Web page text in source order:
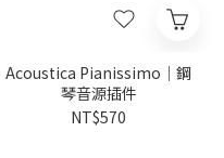
Acoustica Pianissimo｜鋼
琴音源插件
NT$570